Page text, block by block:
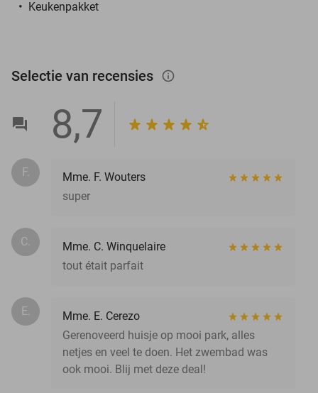
Keukenpakket
Selectie van recensies info_outlined
8,7
F.
Mme. F. Wouters
super
C.
Mme. C. Winquelaire
tout était parfait
E.
Mme. E. Cerezo
Gerenoveerd huisje op mooi park, alles
netjes en veel te doen. Het zwembad was
ook mooi. Blij met deze deal!